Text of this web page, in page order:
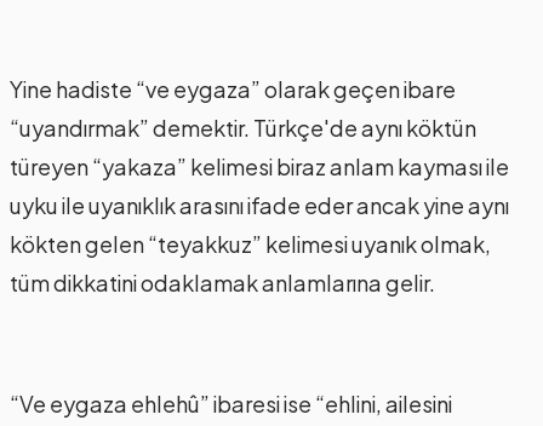
Yine hadiste “ve eygaza” olarak geçen ibare
“uyandırmak” demektir. Türkçe'de aynı köktün
türeyen “yakaza” kelimesi biraz anlam kayması ile
uyku ile uyanıklık arasını ifade eder ancak yine aynı
kökten gelen “teyakkuz” kelimesi uyanık olmak,
tüm dikkatini odaklamak anlamlarına gelir.
“Ve eygaza ehlehû” ibaresi ise “ehlini, ailesini